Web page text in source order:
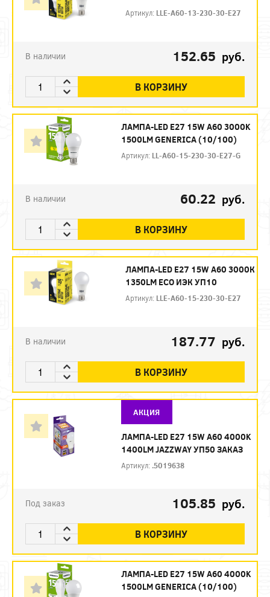
Артикул: LLE-A60-13-230-30-E27
В наличии 152.65 руб.
В КОРЗИНУ
ЛАМПА-LED E27 15W A60 3000K
1500LM GENERICA (10/100)
Артикул: LL-A60-15-230-30-E27-G
В наличии 60.22 руб.
В КОРЗИНУ
ЛАМПА-LED E27 15W A60 3000К
1350LM ЕСО ИЭК УП10
Артикул: LLE-A60-15-230-30-E27
В наличии 187.77 руб.
В КОРЗИНУ
АКЦИЯ
ЛАМПА-LED E27 15W A60 4000K
1400LM JAZZWAY УП50 ЗАКАЗ
Артикул: .5019638
Под заказ 105.85 руб.
В КОРЗИНУ
ЛАМПА-LED E27 15W A60 4000K
1500LM GENERICA (10/100)